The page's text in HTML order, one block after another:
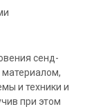
сенд-
и техники и
при этом